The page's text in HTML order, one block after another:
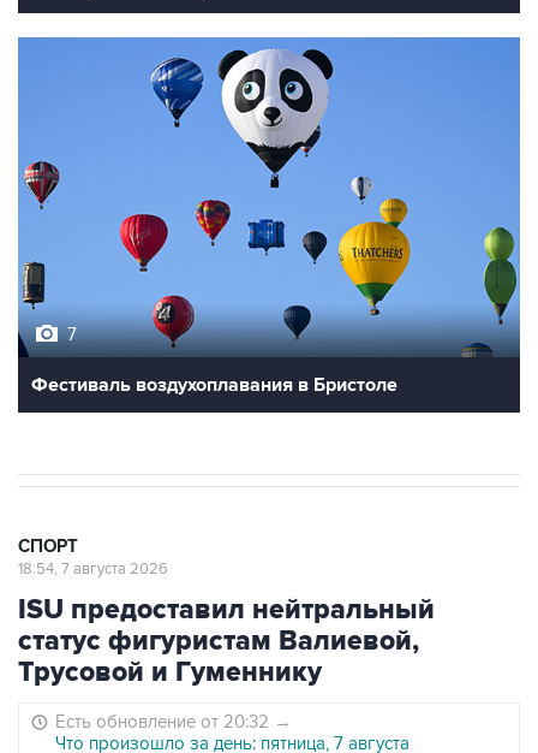
7
Фестиваль воздухоплавания в Бристоле
СПОРТ
18:54, 7 августа 2026
ISU предоставил нейтральный
статус фигуристам Валиевой,
Трусовой и Гуменнику
Есть обновление от 20:32 →
Что произошло за день: пятница, 7 августа